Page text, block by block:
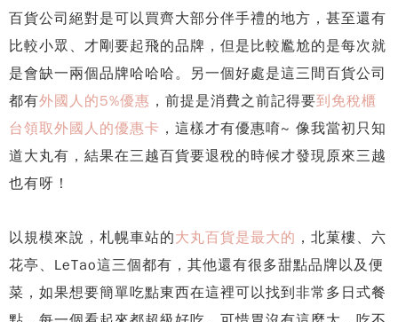
百貨公司絕對是可以買齊大部分伴手禮的地方，甚至還有
比較小眾、才剛要起飛的品牌，但是比較尷尬的是每次就
是會缺一兩個品牌哈哈哈。另一個好處是這三間百貨公司
都有外國人的5%優惠 ，前提是消費之前記得要到免稅櫃
台領取外國人的優惠卡 ，這樣才有優惠唷~ 像我當初只知
道大丸有，結果在三越百貨要退稅的時候才發現原來三越
也有呀！
以規模來說，札幌車站的大丸百貨是最大的 ，北菓樓、六
花亭、LeTao這三個都有，其他還有很多甜點品牌以及便
菜，如果想要簡單吃點東西在這裡可以找到非常多日式餐